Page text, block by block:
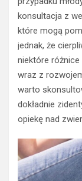
konsultacja z
które mogą
jednak, że
niektóre
wraz z
warto
dokładnie
opiekę nad